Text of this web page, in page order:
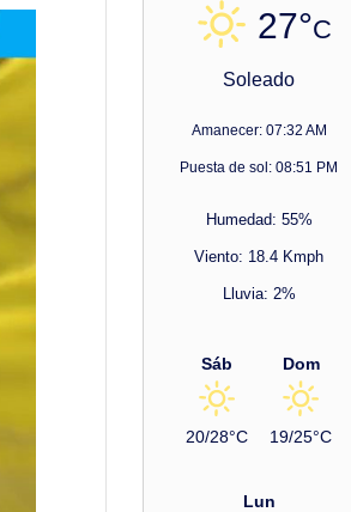
27°C
Soleado
Amanecer: 07:32 AM
Puesta de sol: 08:51 PM
Humedad: 55%
Viento: 18.4 Kmph
Lluvia: 2%
Sáb
20/28°C
Dom
19/25°C
Lun